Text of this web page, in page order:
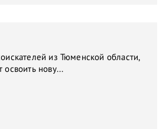
из Тюменской области,
нову...